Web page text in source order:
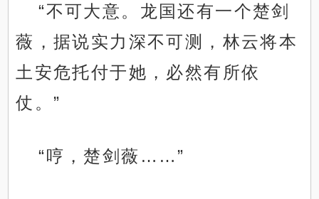
“不可大意。龙国还有一个楚剑
薇，据说实力深不可测，林云将本
土安危托付于她，必然有所依
仗。”
“哼，楚剑薇……”